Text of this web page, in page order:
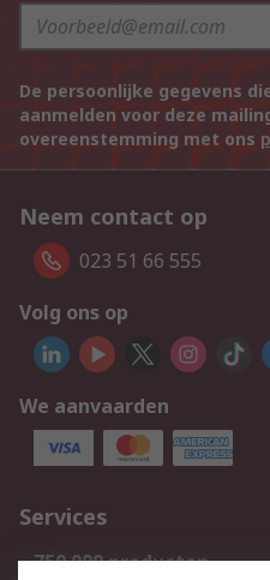
De persoonlijke gegevens
aanmelden voor deze
overeenstemming met ons
Neem contact op
023 51 66 555
Volg ons op
We aanvaarden
Services
750.000 producten